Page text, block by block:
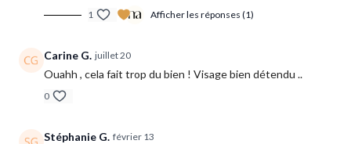
1 Afficher les réponses (1)
Carine G. juillet 20
Ouahh , cela fait trop du bien ! Visage bien détendu ..
0
Stéphanie G. février 13